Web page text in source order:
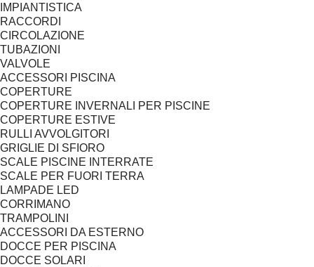
IMPIANTISTICA
RACCORDI
CIRCOLAZIONE
TUBAZIONI
VALVOLE
ACCESSORI PISCINA
COPERTURE
COPERTURE INVERNALI PER PISCINE
COPERTURE ESTIVE
RULLI AVVOLGITORI
GRIGLIE DI SFIORO
SCALE PISCINE INTERRATE
SCALE PER FUORI TERRA
LAMPADE LED
CORRIMANO
TRAMPOLINI
ACCESSORI DA ESTERNO
DOCCE PER PISCINA
DOCCE SOLARI